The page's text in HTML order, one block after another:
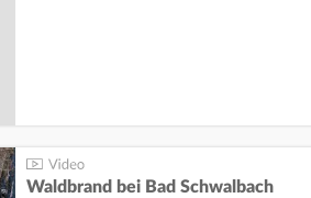
Waldbrand bei Bad Schwalbach